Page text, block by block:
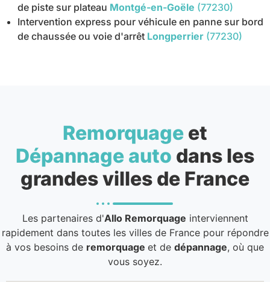
de piste sur plateau Montgé-en-Goële (77230)
Intervention express pour véhicule en panne sur bord
de chaussée ou voie d'arrêt Longperrier (77230)
Remorquage et
Dépannage auto dans les
grandes villes de France
Les partenaires d'Allo Remorquage interviennent
rapidement dans toutes les villes de France pour répondre
à vos besoins de remorquage et de dépannage, où que
vous soyez.